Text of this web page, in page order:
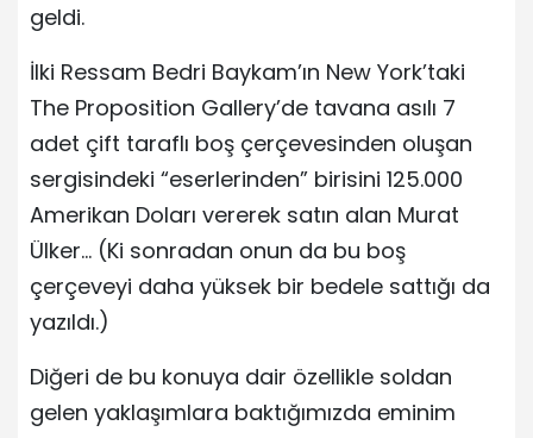
geldi.
İlki Ressam Bedri Baykam’ın New York’taki
The Proposition Gallery’de tavana asılı 7
adet çift taraflı boş çerçevesinden oluşan
sergisindeki “eserlerinden” birisini 125.000
Amerikan Doları vererek satın alan Murat
Ülker… (Ki sonradan onun da bu boş
çerçeveyi daha yüksek bir bedele sattığı da
yazıldı.)
Diğeri de bu konuya dair özellikle soldan
gelen yaklaşımlara baktığımızda eminim